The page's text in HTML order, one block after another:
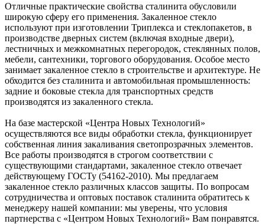
Отличные практические свойства сталинита обусловили
широкую сферу его применения. Закаленное стекло
используют при изготовлении Триплекса и стеклопакетов, в
производстве дверных систем (включая входные двери),
лестничных и межкомнатных перегородок, стеклянных полов,
мебели, сантехники, торгового оборудования. Особое место
занимает закаленное стекло в строительстве и архитектуре. Не
обходится без сталинита и автомобильная промышленность:
задние и боковые стекла для транспортных средств
производятся из закаленного стекла.
На базе мастерской «Центра Новых Технологий»
осуществляются все виды обработки стекла, функционирует
собственная линия закаливания светопрозрачных элементов.
Все работы производятся в строгом соответствии с
существующими стандартами, закаленное стекло отвечает
действующему ГОСТу (54162-2010). Мы предлагаем
закаленное стекло различных классов защиты. По вопросам
сотрудничества и оптовых поставок сталинита обратитесь к
менеджеру нашей компании: мы уверены, что условия
партнерства с «Центром Новых Технологий» Вам понравятся.